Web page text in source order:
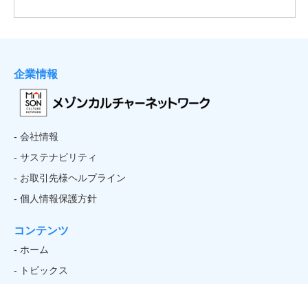
企業情報
- 会社情報
- サステナビリティ
- お取引先様ヘルプライン
- 個人情報保護方針
コンテンツ
- ホーム
- トピックス